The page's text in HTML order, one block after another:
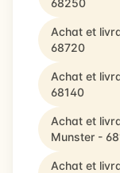
68250
Achat et
68720
Achat et
68140
Achat et
Munster -
Achat et